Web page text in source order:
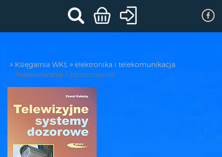
Księgarnia WKŁ
elektronika i telekomunikacja
Projektowanie i zastosowanie